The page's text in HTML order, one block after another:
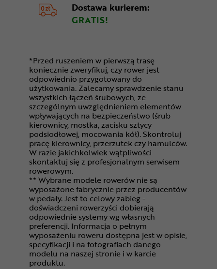
Dostawa kurierem:
GRATIS!
*Przed ruszeniem w pierwszą trasę
koniecznie zweryfikuj, czy rower jest
odpowiednio przygotowany do
użytkowania. Zalecamy sprawdzenie stanu
wszystkich łączeń śrubowych, ze
szczególnym uwzględnieniem elementów
wpływających na bezpieczeństwo (śrub
kierownicy, mostka, zacisku sztycy
podsiodłowej, mocowania kół). Skontroluj
pracę kierownicy, przerzutek czy hamulców.
W razie jakichkolwiek wątpliwości
skontaktuj się z profesjonalnym serwisem
rowerowym.
** Wybrane modele rowerów nie są
wyposażone fabrycznie przez producentów
w pedały. Jest to celowy zabieg -
doświadczeni rowerzyści dobierają
odpowiednie systemy wg własnych
preferencji. Informacja o pełnym
wyposażeniu roweru dostępna jest w opisie,
specyfikacji i na fotografiach danego
modelu na naszej stronie i w karcie
produktu.